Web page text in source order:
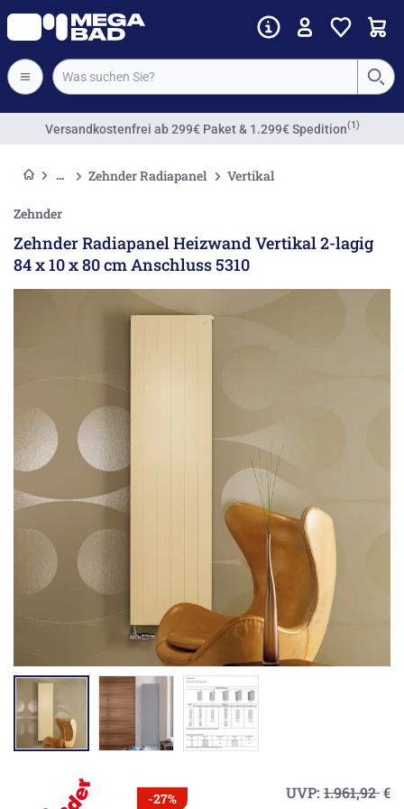
Versandkostenfrei ab 299€ Paket & 1.299€ Spedition(1)
Zehnder Radiapanel Vertikal
Zehnder
Zehnder Radiapanel Heizwand Vertikal 2-lagig
84 x 10 x 80 cm Anschluss 5310
-27% UVP: 1.961,92€